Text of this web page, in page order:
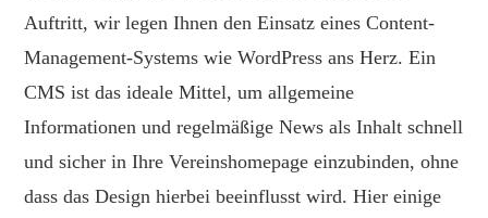
Auftritt, wir legen Ihnen den Einsatz eines Content-
Management-Systems wie WordPress ans Herz. Ein
CMS ist das ideale Mittel, um allgemeine
Informationen und regelmäßige News als Inhalt schnell
und sicher in Ihre Vereinshomepage einzubinden, ohne
dass das Design hierbei beeinflusst wird. Hier einige